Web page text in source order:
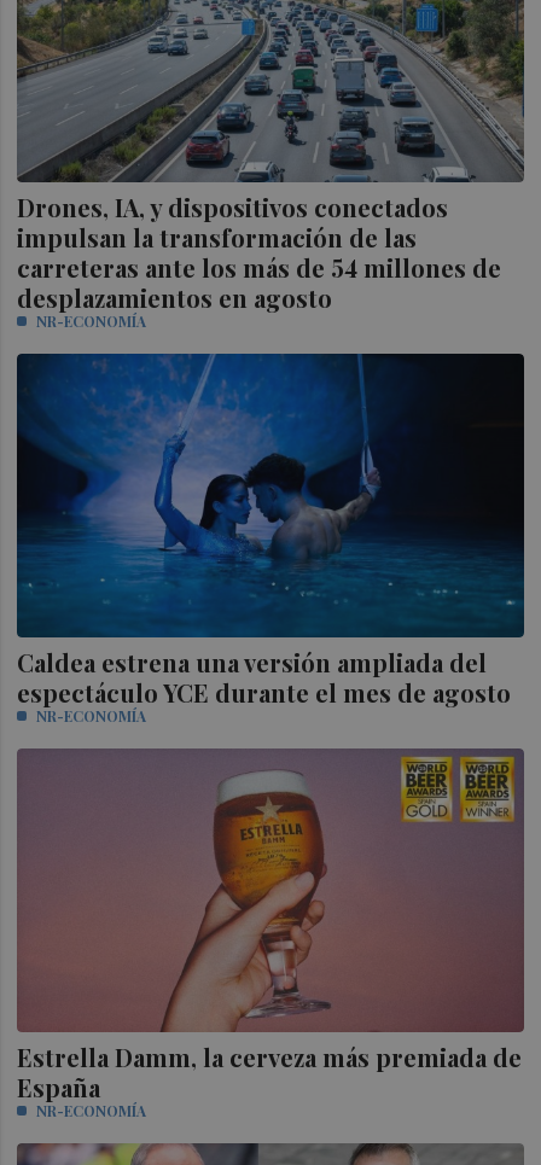
Drones, IA, y dispositivos conectados
impulsan la transformación de las
carreteras ante los más de 54 millones de
desplazamientos en agosto
NR-ECONOMÍA
Caldea estrena una versión ampliada del
espectáculo YCE durante el mes de agosto
NR-ECONOMÍA
Estrella Damm, la cerveza más premiada de
España
NR-ECONOMÍA